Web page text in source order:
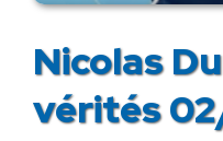
Nicolas
vérités